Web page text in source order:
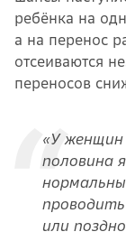
ребёнка на
а на перенос
отсеиваются
переносов
«У
половина
или